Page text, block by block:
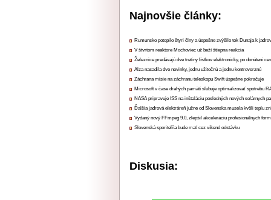
Najnovšie články:
Rumunsko potopilo štyri člny a úspešne zvýšilo tok Dunaja k
V štvrtom reaktore Mochoviec už beží štiepna reakcia
Železnice predávajú dve tretiny lístkov elektronicky, po donútení
Alza nasadila dve novinky, jednu užitočnú a jednu kontroverznú
Záchrana misie na záchranu teleskopu Swift úspešne pokračuje
Microsoft v čase drahých pamätí sľubuje optimalizovať spotrebu
NASA pripravuje ISS na inštaláciu posledných nových solárnych
Ďalšia jadrová elektráreň južne od Slovenska musela kvôli teplu
Vydaný nový FFmpeg 9.0, zlepšil akceleráciu profesionálnych
Slovenská sporiteľňa bude mať cez víkend odstávku
Diskusia: